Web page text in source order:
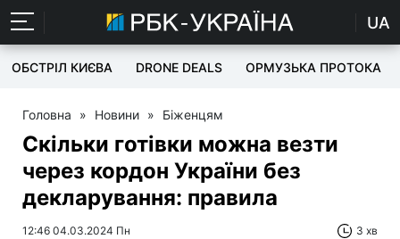
UA
ОБСТРІЛ КИЄВА DRONE DEALS ОРМУЗЬКА ПРОТОКА
Головна » Новини » Біженцям
Скільки готівки можна везти
через кордон України без
декларування: правила
12:46 04.03.2024 Пн 3 хв